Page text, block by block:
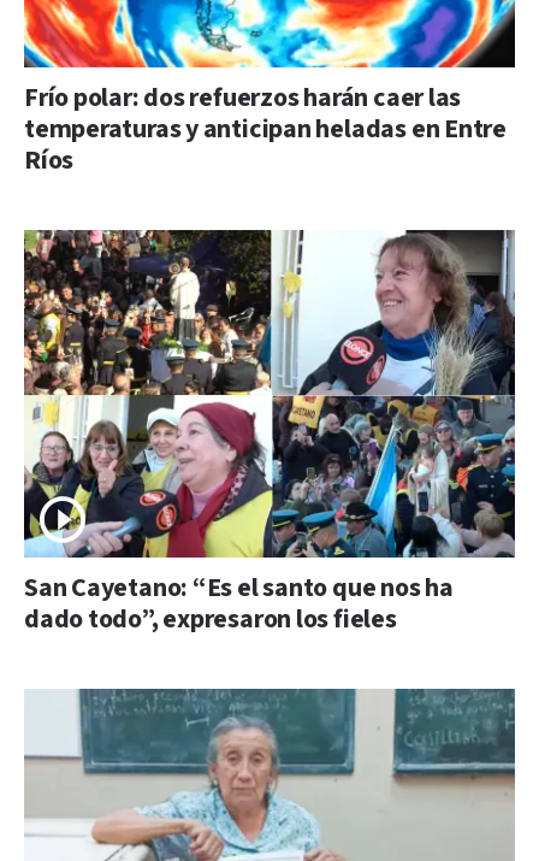
Frío polar: dos refuerzos harán caer las
temperaturas y anticipan heladas en Entre
Ríos
San Cayetano: “Es el santo que nos ha
dado todo”, expresaron los fieles